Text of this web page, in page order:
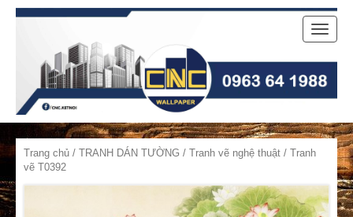
Toggle
Trang chủ / TRANH DÁN TƯỜNG / Tranh vẽ nghệ thuật / Tranh
vẽ T0392